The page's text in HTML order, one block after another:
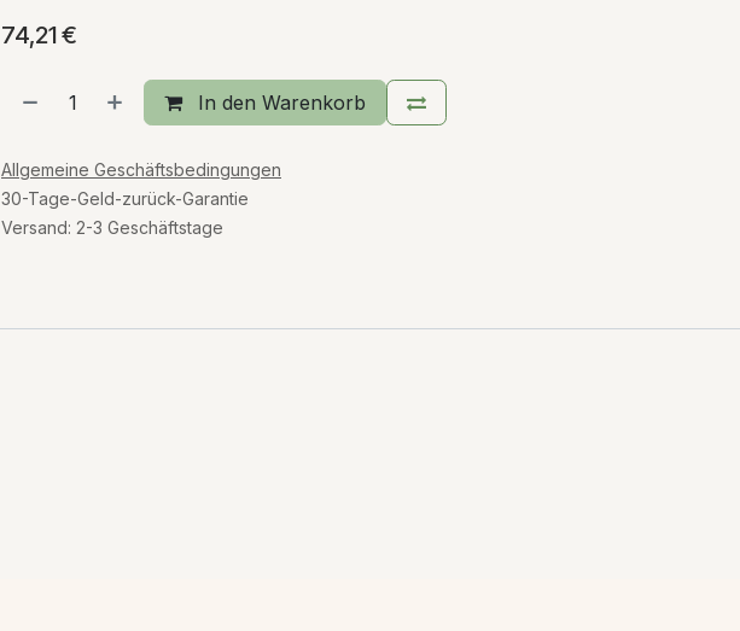
74,21€
In den Warenkorb
Allgemeine Geschäftsbedingungen
30-Tage-Geld-zurück-Garantie
Versand: 2-3 Geschäftstage